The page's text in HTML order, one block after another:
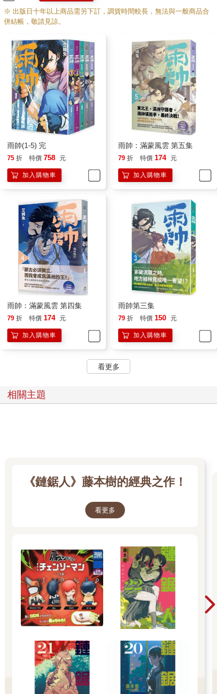
※ 出版日十年以上商品需另下訂，調貨時間較長，無法與一般商品合
併結帳，敬請見諒。
雨帥(1-5) 完
75 折 特價 758 元
加入購物車
雨帥：滿蒙風雲 第五集
79 折 特價 174 元
加入購物車
雨帥：滿蒙風雲 第四集
79 折 特價 174 元
加入購物車
雨帥第三集
79 折 特價 150 元
加入購物車
看更多
相關主題
《鏈鋸人》藤本樹的經典之作！
看更多